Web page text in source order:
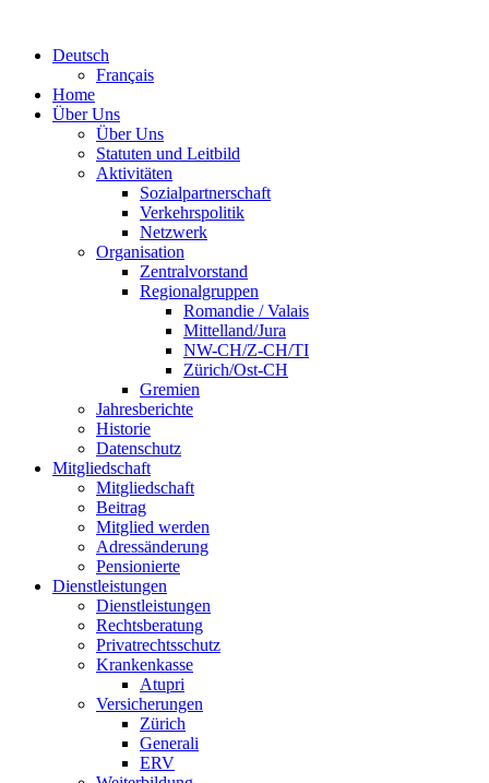
Deutsch
Français
Home
Über Uns
Über Uns
Statuten und Leitbild
Aktivitäten
Sozialpartnerschaft
Verkehrspolitik
Netzwerk
Organisation
Zentralvorstand
Regionalgruppen
Romandie / Valais
Mittelland/Jura
NW-CH/Z-CH/TI
Zürich/Ost-CH
Gremien
Jahresberichte
Historie
Datenschutz
Mitgliedschaft
Mitgliedschaft
Beitrag
Mitglied werden
Adressänderung
Pensionierte
Dienstleistungen
Dienstleistungen
Rechtsberatung
Privatrechtsschutz
Krankenkasse
Atupri
Versicherungen
Zürich
Generali
ERV